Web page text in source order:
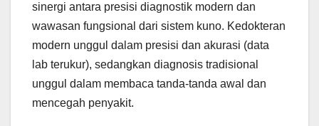
sinergi antara presisi diagnostik modern dan
wawasan fungsional dari sistem kuno. Kedokteran
modern unggul dalam presisi dan akurasi (data
lab terukur), sedangkan diagnosis tradisional
unggul dalam membaca tanda-tanda awal dan
mencegah penyakit.